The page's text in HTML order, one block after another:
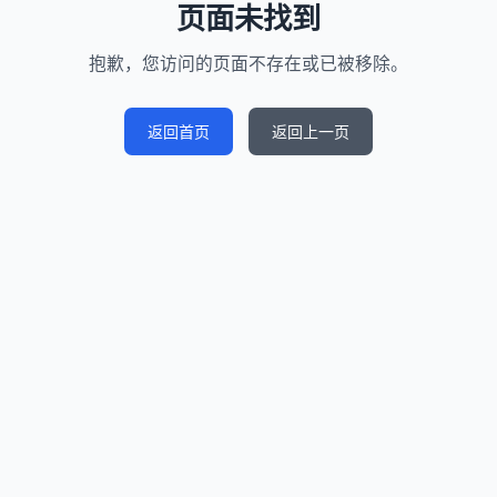
页面未找到
抱歉，您访问的页面不存在或已被移除。
返回首页 返回上一页